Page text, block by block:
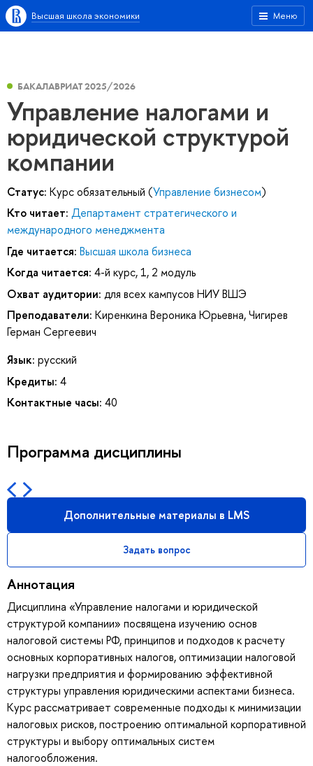
Меню
Высшая школа экономики
БАКАЛАВРИАТ 2025/2026
Управление налогами и
юридической структурой
компании
Статус: Курс обязательный (Управление бизнесом)
Кто читает: Департамент стратегического и
международного менеджмента
Где читается: Высшая школа бизнеса
Когда читается: 4-й курс, 1, 2 модуль
Охват аудитории: для всех кампусов НИУ ВШЭ
Преподаватели: Киренкина Вероника Юрьевна,Чигирев
Герман Сергеевич
Язык: русский
Кредиты: 4
Контактные часы: 40
Программа дисциплины
Дополнительные материалы в LMS
Задать вопрос
Аннотация
Дисциплина «Управление налогами и юридической
структурой компании» посвящена изучению основ
налоговой системы РФ, принципов и подходов к расчету
основных корпоративных налогов, оптимизации налоговой
нагрузки предприятия и формированию эффективной
структуры управления юридическими аспектами бизнеса.
Курс рассматривает современные подходы к минимизации
налоговых рисков, построению оптимальной корпоративной
структуры и выбору оптимальных систем
налогообложения.